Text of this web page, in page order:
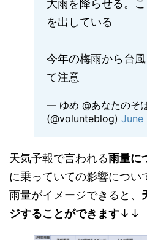
大雨を降らせる。
を出している
今年の梅雨から台
て注意
— ゆめ @あなたのそ
(@volunteblog) June
天気予報で言われる雨量に
に乗っていての影響につい
雨量がイメージできると、
ジすることができます↓↓